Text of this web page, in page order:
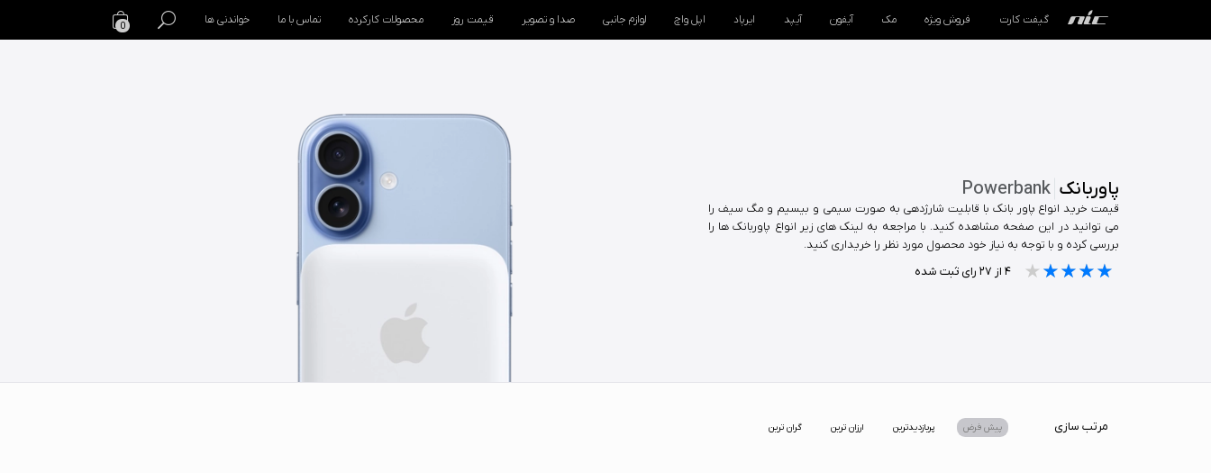
گیفت کارت فروش ویژه مک آیفون آیپد ایرپاد اپل واچ لوازم جانبی صدا و تصویر قیمت روز محصولات کارکرده تماس با ما خواندنی ها 0
آیفون
آیپد
پاوربانک Powerbank
قیمت خرید انواع پاور بانک با قابلیت شارژدهی به صورت سیمی و بیسیم و مگ سیف را
می توانید در این صفحه مشاهده کنید. با مراجعه به لینک های زیر انواع پاوربانک ها را
بررسی کرده و با توجه به نیاز خود محصول مورد نظر را خریداری کنید.
★★★★★
★★★★★
★★★★★ ۴ از ۲۷ رای ثبت شده
مرتب سازی پیش فرض پربازدیدترین ارزان ترین گران ترین